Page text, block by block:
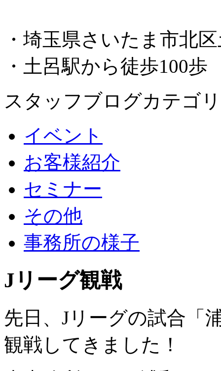
・埼玉県さいたま市北
・土呂駅から徒歩100歩
スタッフブログカテゴ
イベント
お客様紹介
セミナー
その他
事務所の様子
Jリーグ観戦
先日、Jリーグの試合「
観戦してきました！